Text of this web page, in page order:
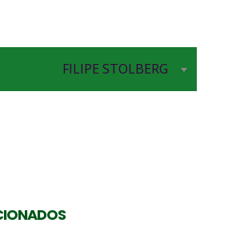
FILIPE STOLBERG